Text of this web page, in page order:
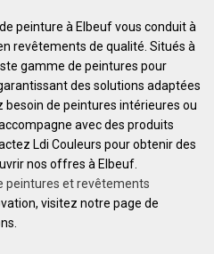
peinture à Elbeuf vous conduit à
revêtements de qualité. Situés à
gamme de peintures pour
des solutions adaptées
besoin de peintures intérieures ou
avec des produits
Ldi Couleurs pour obtenir des
nos offres à Elbeuf.
peintures et revêtements
visitez notre page de